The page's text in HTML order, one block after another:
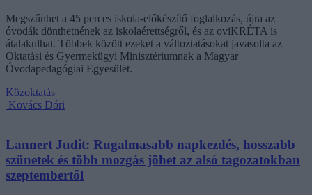
Megszűnhet a 45 perces iskola-előkészítő foglalkozás, újra az
óvodák dönthetnének az iskolaérettségről, és az oviKRÉTA is
átalakulhat. Többek között ezeket a változtatásokat javasolta az
Oktatási és Gyermekügyi Minisztériumnak a Magyar
Óvodapedagógiai Egyesület.
Közoktatás
Kovács Dóri
Lannert Judit: Rugalmasabb napkezdés, hosszabb
szünetek és több mozgás jöhet az alsó tagozatokban
szeptembertől